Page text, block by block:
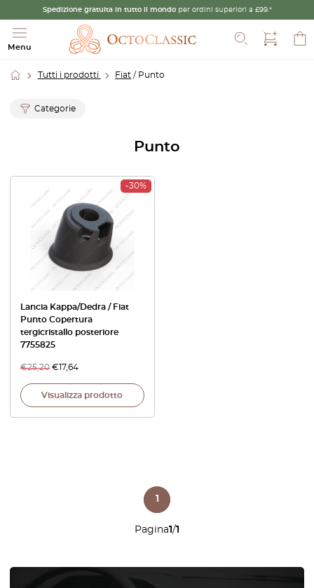
Spedizione gratuita in tutto il mondo per ordini superiori a £99.*
Menu
Cerca
Tutti i prodotti Fiat / Punto
Categorie
Punto
-30%
Lancia Kappa/Dedra / Fiat
Punto Copertura
tergicristallo posteriore
7755825
€25,20 €17,64
Visualizza prodotto
Pagina1/1
1